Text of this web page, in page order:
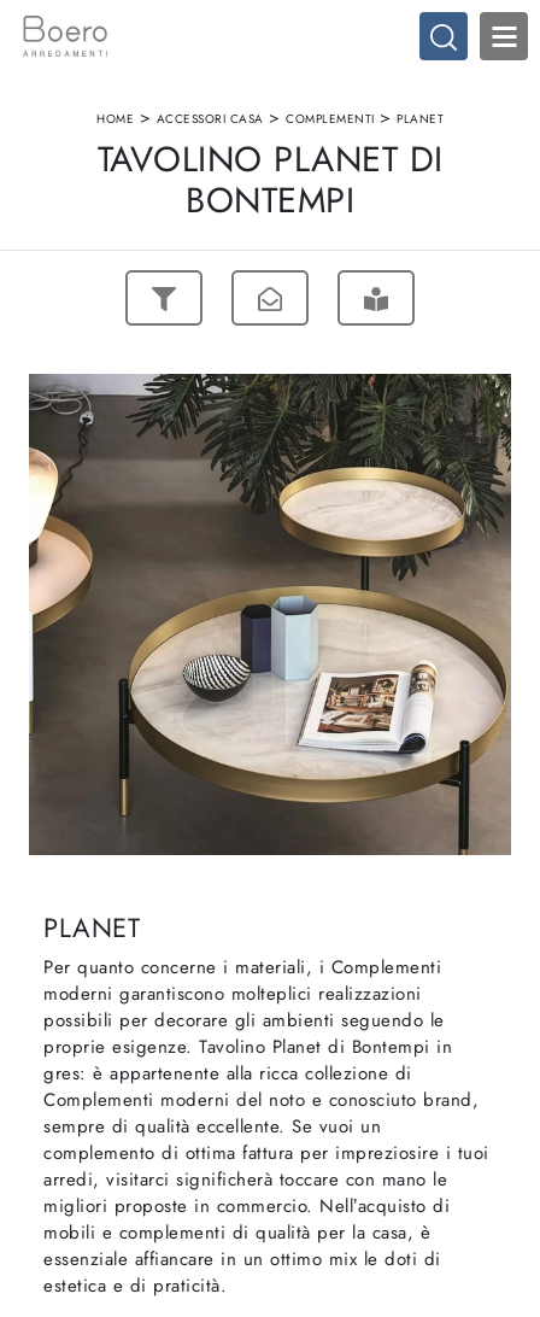
HOME > ACCESSORI CASA > COMPLEMENTI > PLANET
TAVOLINO PLANET DI
BONTEMPI
PLANET
Per quanto concerne i materiali, i Complementi
moderni garantiscono molteplici realizzazioni
possibili per decorare gli ambienti seguendo le
proprie esigenze. Tavolino Planet di Bontempi in
gres: è appartenente alla ricca collezione di
Complementi moderni del noto e conosciuto brand,
sempre di qualità eccellente. Se vuoi un
complemento di ottima fattura per impreziosire i tuoi
arredi, visitarci significherà toccare con mano le
migliori proposte in commercio. Nell’acquisto di
mobili e complementi di qualità per la casa, è
essenziale affiancare in un ottimo mix le doti di
estetica e di praticità.